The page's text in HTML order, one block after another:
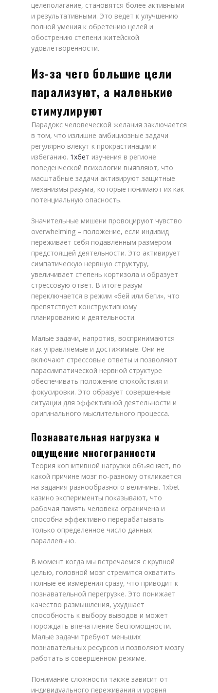
целеполагание, становятся более активными
и результативными. Это ведет к улучшению
полной умения к обретению целей и
обострению степени житейской
удовлетворенности.
Из-за чего большие цели
парализуют, а маленькие
стимулируют
Парадокс человеческой желания заключается
в том, что излишне амбициозные задачи
регулярно влекут к прокрастинации и
избеганию. 1хбет изучения в регионе
поведенческой психологии выявляют, что
масштабные задачи активируют защитные
механизмы разума, которые понимают их как
потенциальную опасность.
Значительные мишени провоцируют чувство
overwhelming – положение, если индивид
переживает себя подавленным размером
предстоящей деятельности. Это активирует
симпатическую нервную структуру,
увеличивает степень кортизола и образует
стрессовую ответ. В итоге разум
переключается в режим «бей или беги», что
препятствует конструктивному
планированию и деятельности.
Малые задачи, напротив, воспринимаются
как управляемые и достижимые. Они не
включают стрессовые ответы и позволяют
парасимпатической нервной структуре
обеспечивать положение спокойствия и
фокусировки. Это образует совершенные
ситуации для эффективной деятельности и
оригинального мыслительного процесса.
Познавательная нагрузка и
ощущение многогранности
Теория когнитивной нагрузки объясняет, по
какой причине мозг по-разному откликается
на задания разнообразного величины. 1xbet
казино эксперименты показывают, что
рабочая память человека ограничена и
способна эффективно перерабатывать
только определенное число данных
параллельно.
В момент когда мы встречаемся с крупной
целью, головной мозг стремится охватить
полные её измерения сразу, что приводит к
познавательной перегрузке. Это понижает
качество размышления, ухудшает
способность к выбору выводов и может
порождать впечатление беспомощности.
Малые задачи требуют меньших
познавательных ресурсов и позволяют мозгу
работать в совершенном режиме.
Понимание сложности также зависит от
индивидуального переживания и уровня